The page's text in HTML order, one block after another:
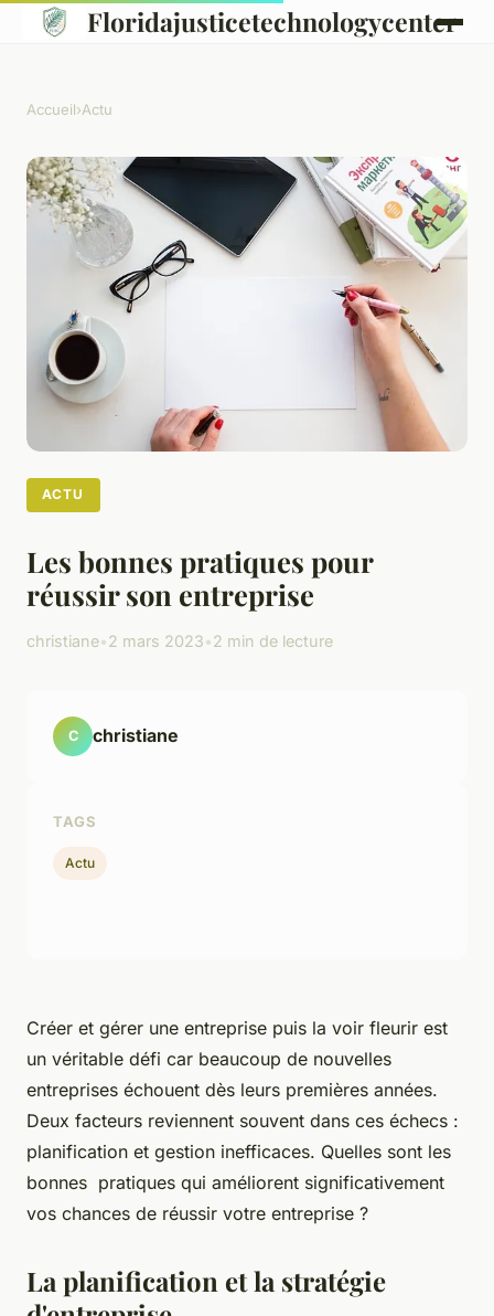
Floridajusticetechnologycenter
Accueil›Actu
ACTU
Les bonnes pratiques pour
réussir son entreprise
christiane•2 mars 2023•2 min de lecture
Créer et gérer une entreprise puis la voir fleurir est
un véritable défi car beaucoup de nouvelles
entreprises échouent dès leurs premières années.
Deux facteurs reviennent souvent dans ces échecs :
planification et gestion inefficaces. Quelles sont les
bonnes pratiques qui améliorent significativement
vos chances de réussir votre entreprise ?
La planification et la stratégie
C christiane
TAGS
Actu